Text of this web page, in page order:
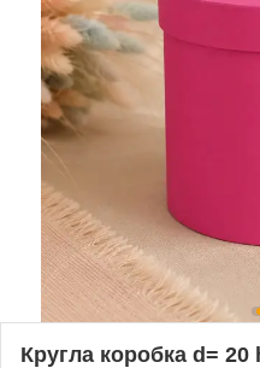
Кругла коробка d= 20